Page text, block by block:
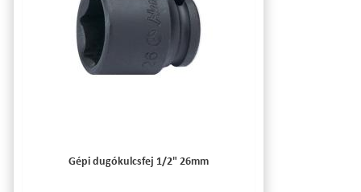
Gépi dugókulcsfej 1/2" 26mm